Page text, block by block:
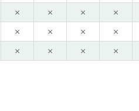
× × × ×
× × × ×
× × × ×